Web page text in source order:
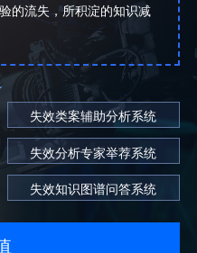
的流失，所积淀的知识减
失效类案辅助分析系统
失效分析专家举荐系统
失效知识图谱问答系统